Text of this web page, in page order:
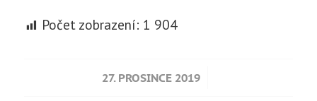
Počet zobrazení: 1 904
27. PROSINCE 2019
/